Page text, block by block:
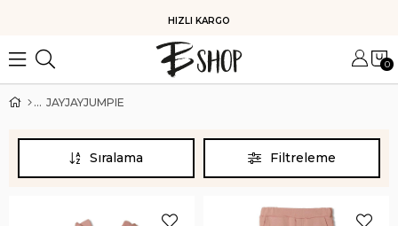
HIZLI KARGO
0
JAYJAYJUMPIE
Filtreleme
Sıralama